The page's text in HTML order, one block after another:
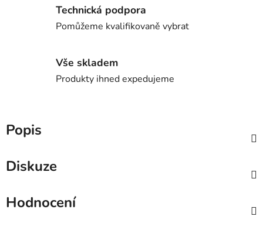
Technická podpora
Pomůžeme kvalifikovaně vybrat
Vše skladem
Produkty ihned expedujeme
Popis
Diskuze
Hodnocení